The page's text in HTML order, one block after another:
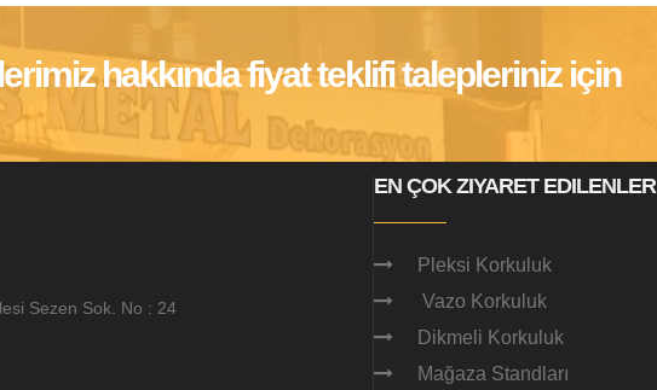
hakkında fiyat teklifi talepleriniz için
Sezen Sok. No : 24
EN ÇOK ZIYARET EDILENLER
Pleksi Korkuluk
Vazo Korkuluk
Dikmeli Korkuluk
Mağaza Standları